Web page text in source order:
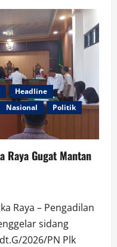
Headline
Nasional
Politik
Raya Gugat Mantan
Raya – Pengadilan
sidang
2026/PN Plk